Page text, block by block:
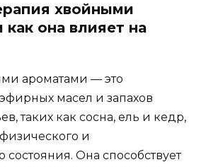
хвойными
она влияет на
ароматами — это
масел и запахов
таких как сосна, ель и кедр,
и
Она способствует